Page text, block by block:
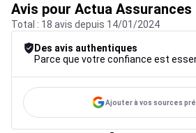
Avis pour Actua Assurances
Total : 18 avis depuis 14/01/2024
Des avis authentiques
Ajouter à vos sources